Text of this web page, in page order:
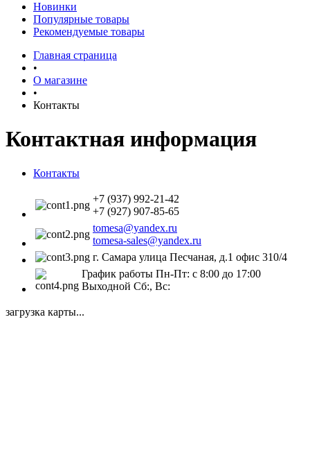
Новинки
Популярные товары
Рекомендуемые товары
Главная страница
•
О магазине
•
Контакты
Контактная информация
Контакты
+7 (937) 992-21-42
+7 (927) 907-85-65
tomesa@yandex.ru
tomesa-sales@yandex.ru
г. Самара улица Песчаная, д.1 офис 310/4
График работы Пн-Пт: с 8:00 до 17:00
Выходной Сб:, Вс:
загрузка карты...